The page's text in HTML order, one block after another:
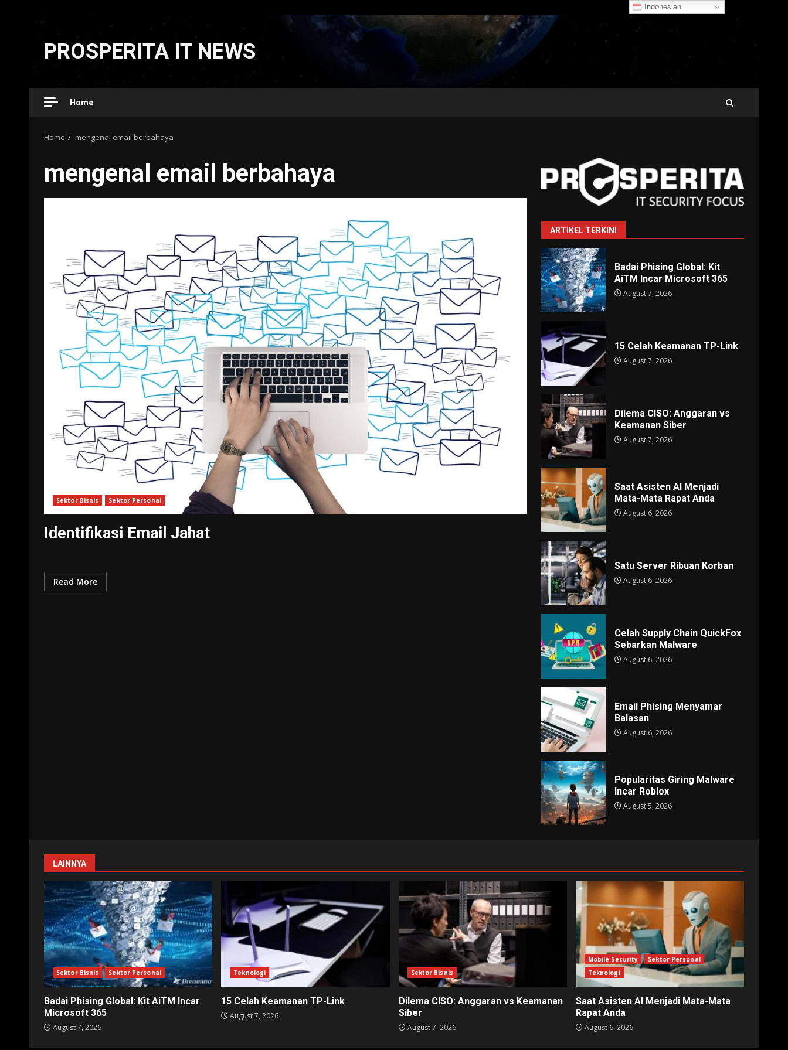
Skip
content
PROSPERITA IT NEWS
Home
Home mengenal email berbahaya
mengenal email berbahaya
Sektor Bisnis Sektor Personal
Identifikasi Email Jahat
Read More
ARTIKEL TERKINI
Badai Phising Global: Kit
AiTM Incar Microsoft 365
August 7, 2026
15 Celah Keamanan TP-Link
August 7, 2026
Dilema CISO: Anggaran vs
Keamanan Siber
August 7, 2026
Saat Asisten AI Menjadi
Mata-Mata Rapat Anda
August 6, 2026
Satu Server Ribuan Korban
August 6, 2026
Celah Supply Chain QuickFox
Sebarkan Malware
August 6, 2026
Email Phising Menyamar
Balasan
August 6, 2026
Popularitas Giring Malware
Incar Roblox
August 5, 2026
LAINNYA
Sektor Bisnis Sektor Personal
Badai Phising Global: Kit AiTM Incar
Microsoft 365
August 7, 2026
Teknologi
15 Celah Keamanan TP-Link
August 7, 2026
Sektor Bisnis
Dilema CISO: Anggaran vs Keamanan
Siber
August 7, 2026
Mobile Security
Sektor Personal
Teknologi
Saat Asisten AI Menjadi Mata-Mata
Rapat Anda
August 6, 2026
Indonesian